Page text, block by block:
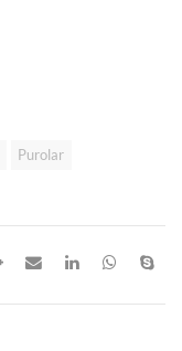
Purolar